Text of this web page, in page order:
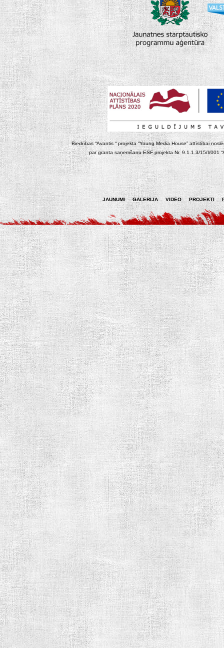
Biedrības “Avantis “ projekta “Young Media House” attīstībai
par granta saņemšanu ESF projekta Nr. 9.1.1.3/15/I/001
JAUNUMI GALERIJA VIDEO PROJEKTI